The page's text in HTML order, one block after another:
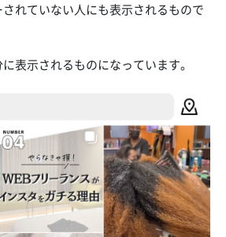
れていない人にも表示されるもので
表示されるものになっています。